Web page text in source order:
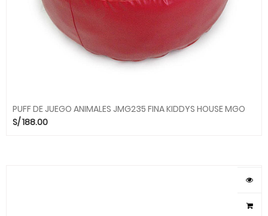
PUFF DE JUEGO ANIMALES JMG235 FINA KIDDYS HOUSE MGO
S/188.00